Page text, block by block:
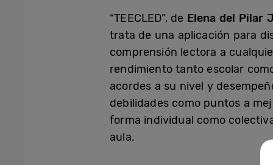
“TEECLED”, de Elena del Pilar
trata de una aplicación para
comprensión lectora a
rendimiento tanto escolar
acordes a su nivel y
debilidades como puntos a
forma individual como
aula.